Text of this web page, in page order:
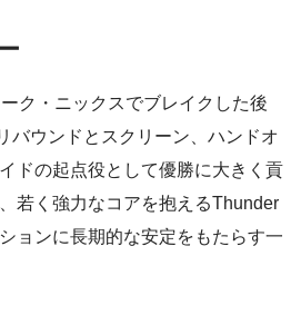
ク・ニックスでブレイクした後
バウンドとスクリーン、ハンドオ
ドの起点役として優勝に大きく貢
若く強力なコアを抱えるThunder
ョンに長期的な安定をもたらす一